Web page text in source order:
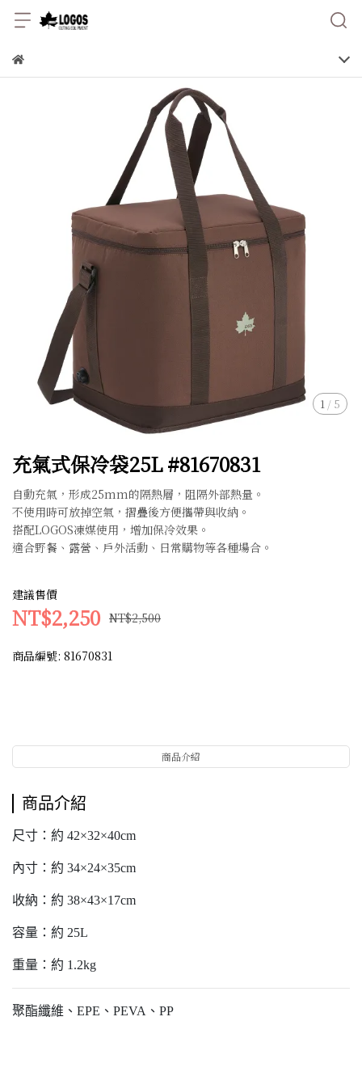
1 / 5
充氣式保冷袋25L #81670831
自動充氣，形成25mm的隔熱層，阻隔外部熱量。
不使用時可放掉空氣，摺疊後方便攜帶與收納。
搭配LOGOS凍媒使用，增加保冷效果。
適合野餐、露營、戶外活動、日常購物等各種場合。
建議售價
NT$2,250 NT$2,500
商品編號: 81670831
商品介紹
商品介紹
尺寸：約 42×32×40cm
內寸：約 34×24×35cm
收納：約 38×43×17cm
容量：約 25L
重量：約 1.2kg
聚酯纖維、EPE、PEVA、PP